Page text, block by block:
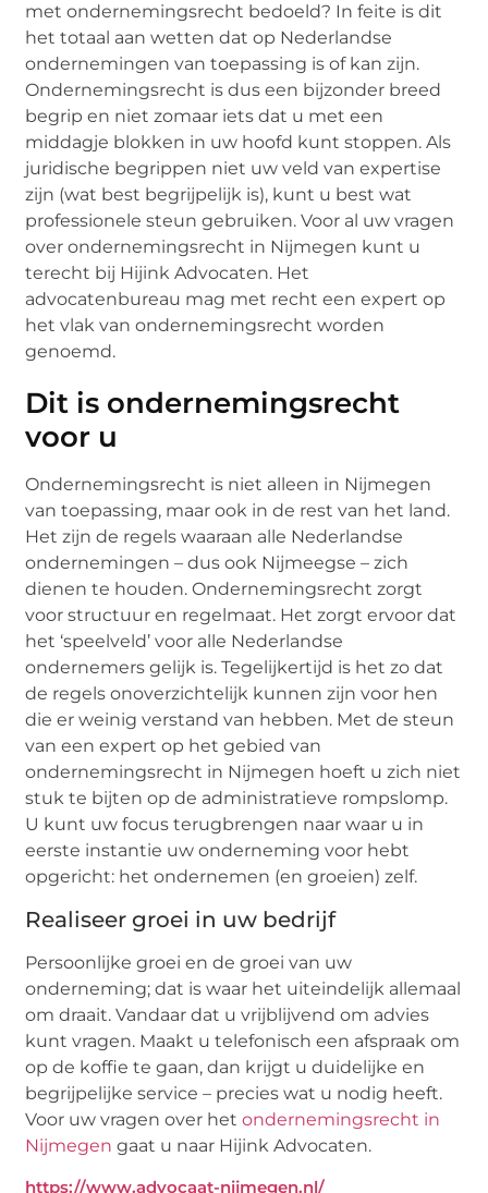
met ondernemingsrecht bedoeld? In feite is dit
het totaal aan wetten dat op Nederlandse
ondernemingen van toepassing is of kan zijn.
Ondernemingsrecht is dus een bijzonder breed
begrip en niet zomaar iets dat u met een
middagje blokken in uw hoofd kunt stoppen. Als
juridische begrippen niet uw veld van expertise
zijn (wat best begrijpelijk is), kunt u best wat
professionele steun gebruiken. Voor al uw vragen
over ondernemingsrecht in Nijmegen kunt u
terecht bij Hijink Advocaten. Het
advocatenbureau mag met recht een expert op
het vlak van ondernemingsrecht worden
genoemd.
Dit is ondernemingsrecht
voor u
Ondernemingsrecht is niet alleen in Nijmegen
van toepassing, maar ook in de rest van het land.
Het zijn de regels waaraan alle Nederlandse
ondernemingen – dus ook Nijmeegse – zich
dienen te houden. Ondernemingsrecht zorgt
voor structuur en regelmaat. Het zorgt ervoor dat
het ‘speelveld’ voor alle Nederlandse
ondernemers gelijk is. Tegelijkertijd is het zo dat
de regels onoverzichtelijk kunnen zijn voor hen
die er weinig verstand van hebben. Met de steun
van een expert op het gebied van
ondernemingsrecht in Nijmegen hoeft u zich niet
stuk te bijten op de administratieve rompslomp.
U kunt uw focus terugbrengen naar waar u in
eerste instantie uw onderneming voor hebt
opgericht: het ondernemen (en groeien) zelf.
Realiseer groei in uw bedrijf
Persoonlijke groei en de groei van uw
onderneming; dat is waar het uiteindelijk allemaal
om draait. Vandaar dat u vrijblijvend om advies
kunt vragen. Maakt u telefonisch een afspraak om
op de koffie te gaan, dan krijgt u duidelijke en
begrijpelijke service – precies wat u nodig heeft.
Voor uw vragen over hetondernemingsrecht in
Nijmegen gaat u naar Hijink Advocaten.
https://www.advocaat-nijmegen.nl/